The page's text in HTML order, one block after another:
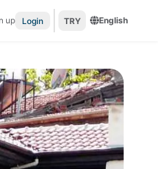
up Login TRY English